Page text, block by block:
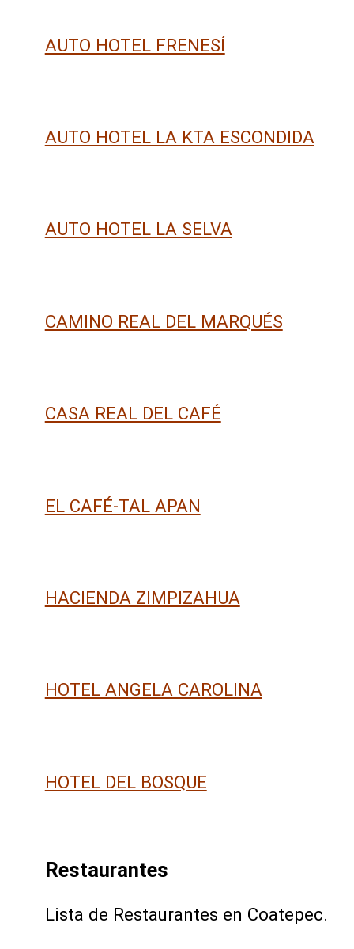
AUTO HOTEL FRENESÍ
AUTO HOTEL LA KTA ESCONDIDA
AUTO HOTEL LA SELVA
CAMINO REAL DEL MARQUÉS
CASA REAL DEL CAFÉ
EL CAFÉ-TAL APAN
HACIENDA ZIMPIZAHUA
HOTEL ANGELA CAROLINA
HOTEL DEL BOSQUE
Restaurantes
Lista de Restaurantes en Coatepec.